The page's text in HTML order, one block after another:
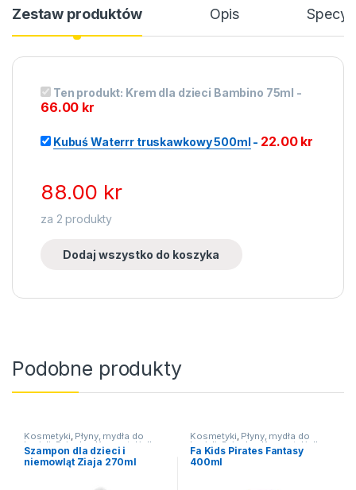
Zestaw produktów Opis
Ten produkt: Krem dla dzieci Bambino 75ml -
66.00 kr
Kubuś Waterrr truskawkowy 500ml - 22.00 kr
88.00 kr
za 2 produkty
Dodaj wszystko do koszyka
Podobne produkty
Kosmetyki, Płyny, mydła do
kąpieli Dziecko ,Kosmetyki dla
dzieci
Szampon dla dzieci i
niemowląt Ziaja 270ml
Kosmetyki, Płyny, mydła do
kąpieli, Dziecko Kosmetyki dla
dzieci
Fa Kids Pirates Fantasy
400ml